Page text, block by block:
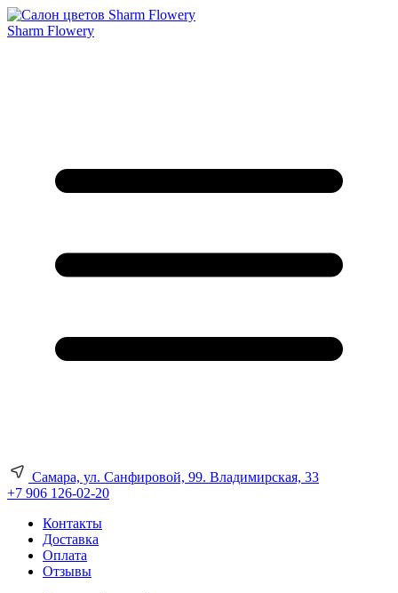
Sharm Flowery
Самара, ул. Санфировой, 99. Владимирская, 33
+7 906 126-02-20
Контакты
Доставка
Оплата
Отзывы